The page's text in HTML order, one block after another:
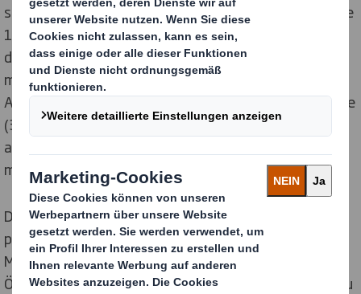
stärksten betroffene Generation. Mit 62 % müssen die
18 bis24-Jährigen am häufigsten um Hilfe beim Kauf,
dem Öffnen oder dem Abholen eines Artikels bitten -
mehr als jede andere Generation. Sie sind auch die
Altersgruppe, die am ehesten vom Kauf bei einer Marke
(36 %) oder der Nutzung eines Online-Shops (37 %)
absehen würden, wenn sie dort negative Erfahrungen
mit Verpackungen gemacht haben.
Die hauptsächlichen Beschwerdepunkte bei
problematischer Verpackung sind die Verwendung von
Materialien, die ein Werkzeug wie eine Schere zum
Öffnen erfordern (54 %), Produkte, die generell eine zu